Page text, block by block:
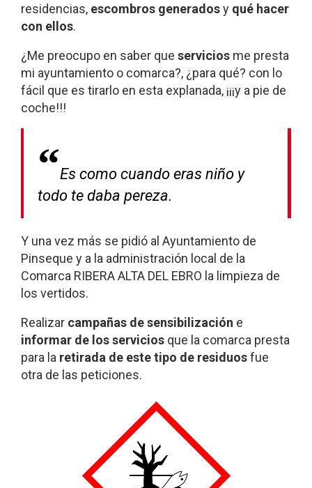
residencias, escombros generadosy qué hacer
con ellos.
¿Me preocupo en saber que servicios me presta
mi ayuntamiento o comarca?, ¿para qué? con lo
fácil que es tirarlo en esta explanada, ¡¡¡y a pie de
coche!!!
Es como cuando eras niño y
todo te daba pereza.
Y una vez más se pidió al Ayuntamiento de
Pinseque y a la administración local de la
Comarca RIBERA ALTA DEL EBRO la limpieza de
los vertidos.
Realizar campañas de sensibilización e
informar de los servicios que la comarca presta
para la retirada de este tipo de residuosfue
otra de las peticiones.